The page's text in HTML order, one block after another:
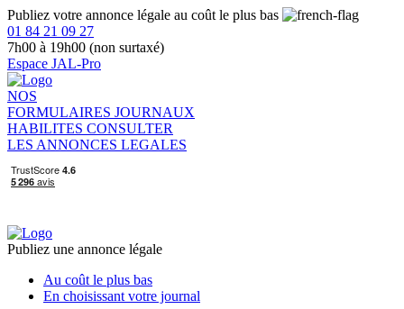
Publiez votre annonce légale au coût le plus bas
01 84 21 09 27
7h00 à 19h00 (non surtaxé)
Espace JAL-Pro
NOS
FORMULAIRES JOURNAUX
HABILITES CONSULTER
LES ANNONCES LEGALES
Publiez une annonce légale
Au coût le plus bas
En choisissant votre journal